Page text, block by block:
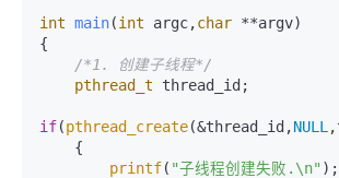
int main(int argc,char **argv)
{
/*1. 创建子线程*/
pthread_t thread_id;
if(pthread_create(&thread_id,NULL
printf( "子线程创建失败.\n" );